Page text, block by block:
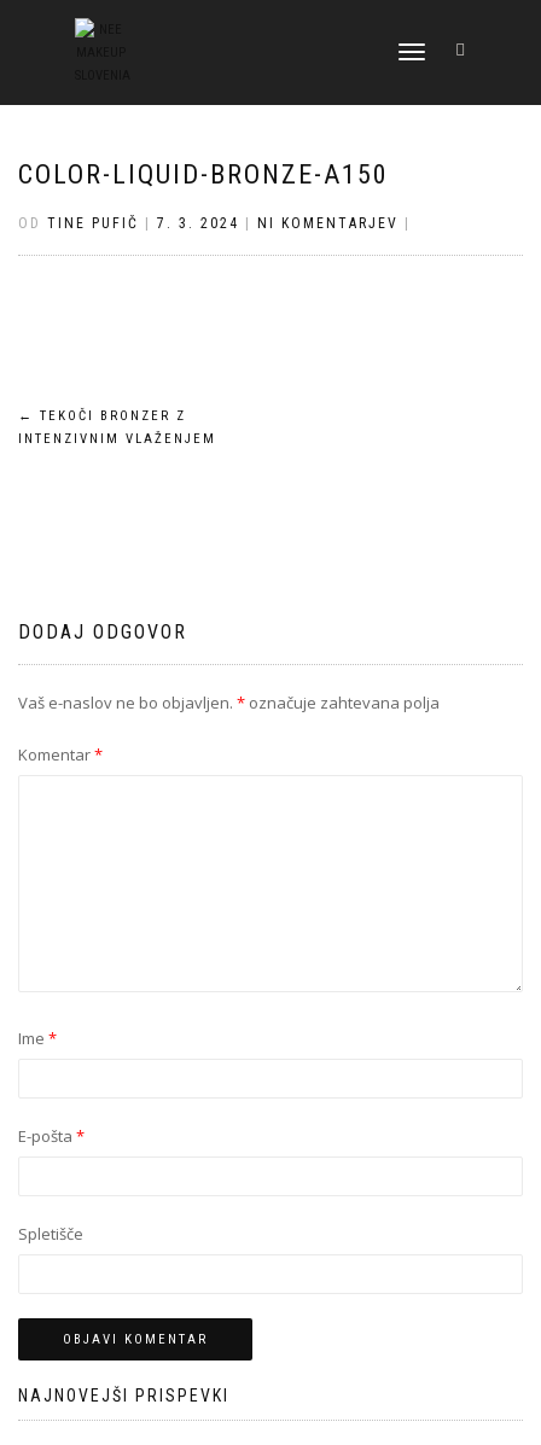
VKLOPI/IZKLOPI
COLOR-LIQUID-BRONZE-A150
OD TINE PUFIČ 7. 3. 2024 NI KOMENTARJEV
Navigacija
←
TEKOČI BRONZER Z
INTENZIVNIM VLAŽENJEM
DODAJ ODGOVOR
Vaš e-naslov ne bo objavljen. * označuje zahtevana polja
Komentar*
Ime *
E-pošta *
Spletišče
NAJNOVEJŠI PRISPEVKI